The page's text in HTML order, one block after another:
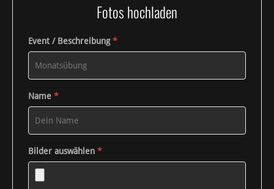
Fotos hochladen
Event / Beschreibung*
Name *
Bilder auswählen *